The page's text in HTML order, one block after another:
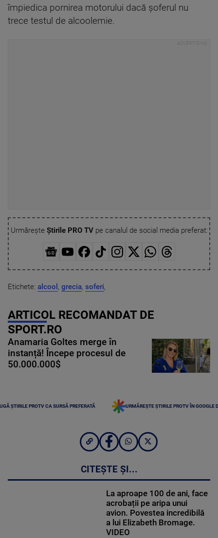
împiedica pornirea motorului dacă șoferul nu
trece testul de alcoolemie.
Urmărește Știrile PRO TVpe canalul de social media preferat:
Etichete: alcool , grecia, soferi,
ARTICOL RECOMANDAT DE
SPORT.RO
Anamaria Goltes merge în
instanță! Începe procesul de
50.000.000$
ȘTIRILE PROTV CA SURSĂ PREFERATĂ URMĂREȘTE ȘTIRILE PROTV ÎN GOOGLE
CITEȘTE ȘI...
La aproape 100 de ani, face
acrobații pe aripa unui
avion. Povestea incredibilă
a lui Elizabeth Bromage.
VIDEO